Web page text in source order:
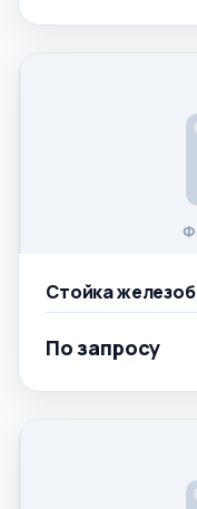
Стойка
По запросу